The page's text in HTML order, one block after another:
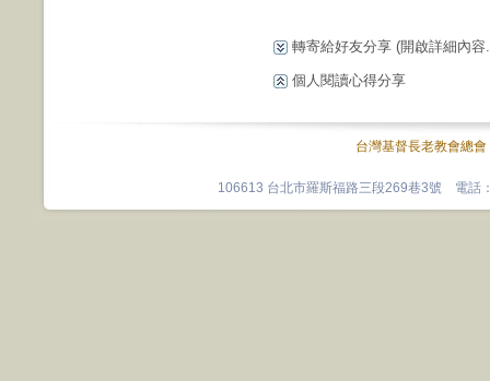
轉寄給好友分享 (開啟詳細內容
個人閱讀心得分享
台灣基督長老教會總會
106613 台北市羅斯福路三段269巷3號 電